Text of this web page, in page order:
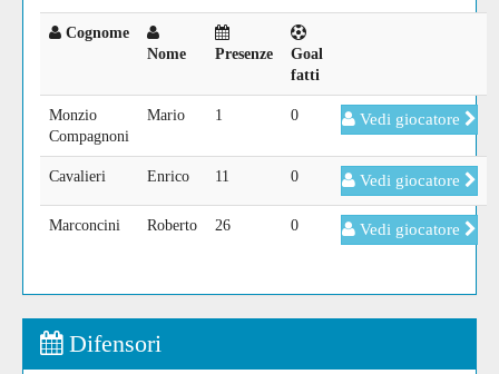
Cognome
Nome
Presenze
Goal
fatti
Monzio
Compagnoni
Mario 1 0 Vedi giocatore
Cavalieri Enrico 11 0 Vedi giocatore
Marconcini Roberto 26 0 Vedi giocatore
Difensori